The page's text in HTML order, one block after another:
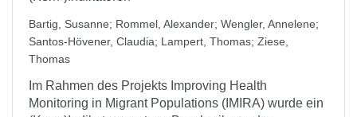
Bartig, Susanne; Rommel, Alexander; Wengler, Annelene;
Santos-Hövener, Claudia; Lampert, Thomas; Ziese,
Thomas
Im Rahmen des Projekts Improving Health
Monitoring in Migrant Populations (IMIRA) wurde ein